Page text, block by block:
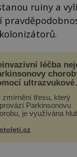
ruiny a
léčba
ultrazvukové
zmírnění třesu, který
Parkinsonovu
je využívána
vysoce invazivní
k dostatečně